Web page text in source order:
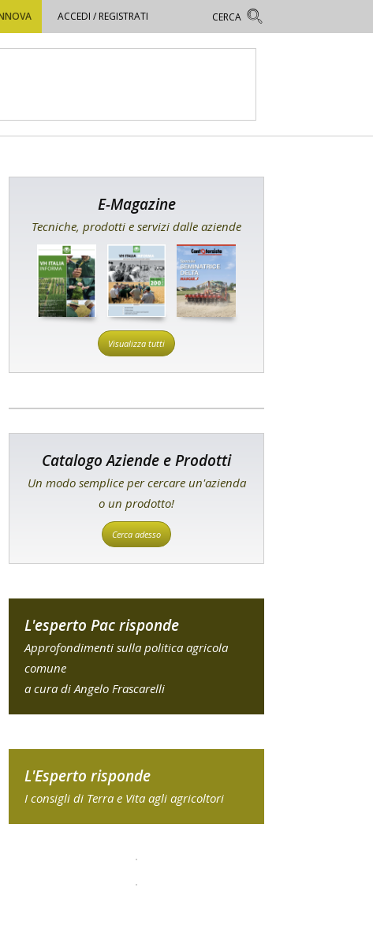
ACCEDI / REGISTRATI
E-Magazine
Tecniche, prodotti e servizi dalle aziende
Visualizza tutti
Catalogo Aziende e Prodotti
Un modo semplice per cercare un'azienda
o un prodotto!
Cerca adesso
L'esperto Pac risponde
Approfondimenti sulla politica agricola
comune
a cura di Angelo Frascarelli
L'Esperto risponde
I consigli di Terra e Vita agli agricoltori